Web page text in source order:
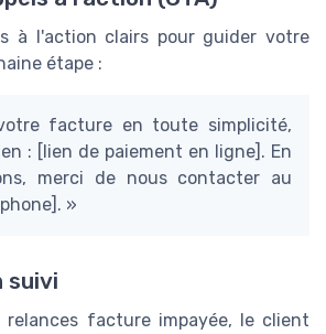
à l'action clairs pour guider votre
étape :
facture en toute simplicité,
: [lien de paiement en ligne]. En
merci de nous contacter au
»
suivi
relances facture impayée, le client